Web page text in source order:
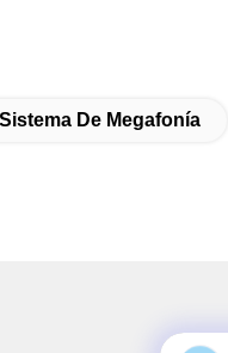
De Megafonía